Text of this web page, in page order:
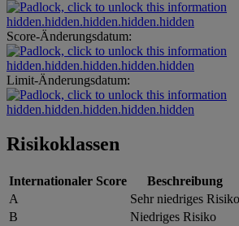
hidden.hidden.hidden.hidden.hidden
Score-Änderungsdatum:
hidden.hidden.hidden.hidden.hidden
Limit-Änderungsdatum:
hidden.hidden.hidden.hidden.hidden
Risikoklassen
Internationaler Score
Beschreibung
A
Sehr niedriges Risiko
B
Niedriges Risiko